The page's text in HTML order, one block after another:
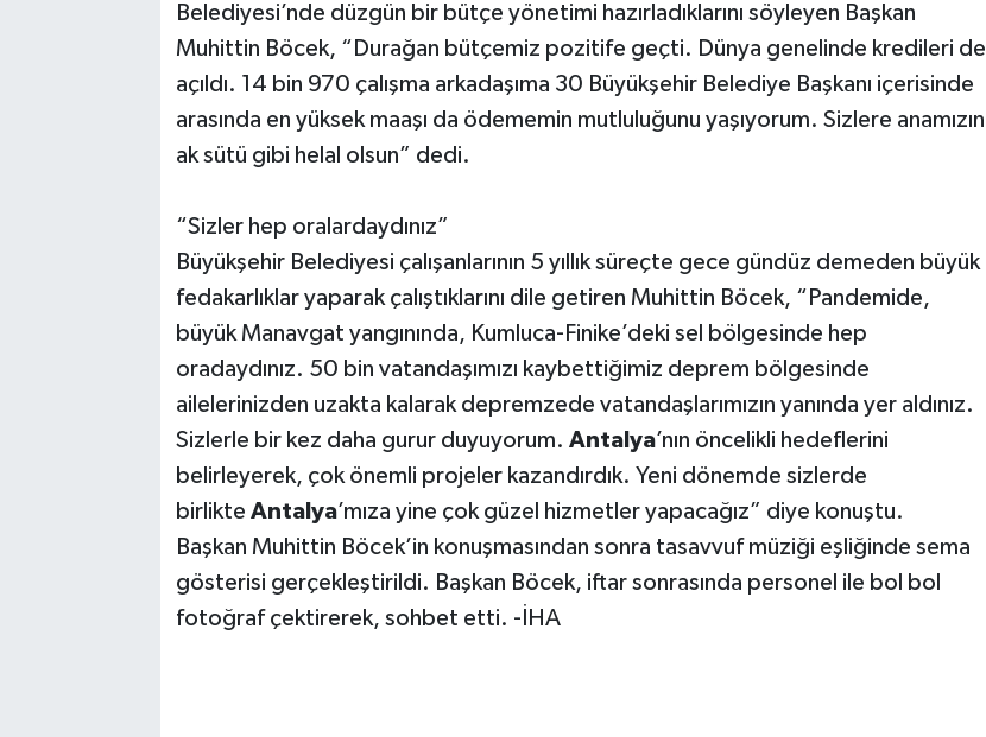
Belediyesi’nde düzgün bir bütçe yönetimi hazırladıklarını söyleyen Başkan
Muhittin Böcek, “Durağan bütçemiz pozitife geçti. Dünya genelinde kredileri de
açıldı. 14 bin 970 çalışma arkadaşıma 30 Büyükşehir Belediye Başkanı içerisinde
arasında en yüksek maaşı da ödememin mutluluğunu yaşıyorum. Sizlere anamızın
ak sütü gibi helal olsun” dedi.
“Sizler hep oralardaydınız”
Büyükşehir Belediyesi çalışanlarının 5 yıllık süreçte gece gündüz demeden büyük
fedakarlıklar yaparak çalıştıklarını dile getiren Muhittin Böcek, “Pandemide,
büyük Manavgat yangınında, Kumluca-Finike’deki sel bölgesinde hep
oradaydınız. 50 bin vatandaşımızı kaybettiğimiz deprem bölgesinde
ailelerinizden uzakta kalarak depremzede vatandaşlarımızın yanında yer aldınız.
Sizlerle bir kez daha gurur duyuyorum. Antalya’nın öncelikli hedeflerini
belirleyerek, çok önemli projeler kazandırdık. Yeni dönemde sizlerde
birlikte Antalya’mıza yine çok güzel hizmetler yapacağız” diye konuştu.
Başkan Muhittin Böcek’in konuşmasından sonra tasavvuf müziği eşliğinde sema
gösterisi gerçekleştirildi. Başkan Böcek, iftar sonrasında personel ile bol bol
fotoğraf çektirerek, sohbet etti. -İHA